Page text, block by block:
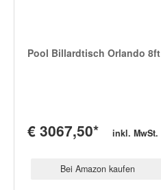
Pool Billardtisch Orlando 8ft
€ 3067,50* inkl. MwSt.
Bei Amazon kaufen